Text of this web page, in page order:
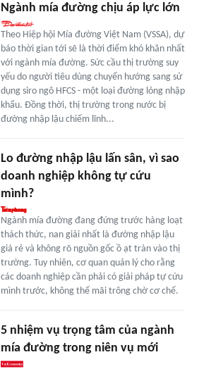
Ngành mía đường chịu áp lực lớn
Theo Hiệp hội Mía đường Việt Nam (VSSA), dự
báo thời gian tới sẽ là thời điểm khó khăn nhất
với ngành mía đường. Sức cầu thị trường suy
yếu do người tiêu dùng chuyển hướng sang sử
dụng siro ngô HFCS - một loại đường lỏng nhập
khẩu. Đồng thời, thị trường trong nước bị
đường nhập lậu chiếm lĩnh...
Lo đường nhập lậu lấn sân, vì sao
doanh nghiệp không tự cứu
mình?
Ngành mía đường đang đứng trước hàng loạt
thách thức, nan giải nhất là đường nhập lậu
giá rẻ và không rõ nguồn gốc ồ ạt tràn vào thị
trường. Tuy nhiên, cơ quan quản lý cho rằng
các doanh nghiệp cần phải có giải pháp tự cứu
mình trước, không thể mãi trông chờ cơ chế.
5 nhiệm vụ trọng tâm của ngành
mía đường trong niên vụ mới